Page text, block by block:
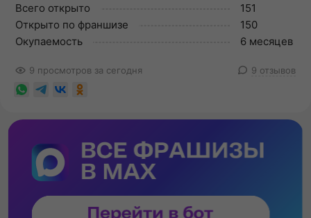
Всего открыто
151
Открыто по франшизе
150
Окупаемость
6 месяцев
9 просмотров за сегодня 9 отзывов